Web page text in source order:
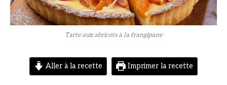
Tarte aux abricots à la frangipane
Aller à la recette Imprimer la recette